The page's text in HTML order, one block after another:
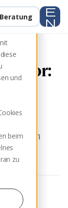
und
beim
zu
e
n
Juni 2022